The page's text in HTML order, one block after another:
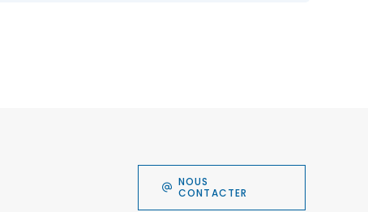
NOUS
CONTACTER